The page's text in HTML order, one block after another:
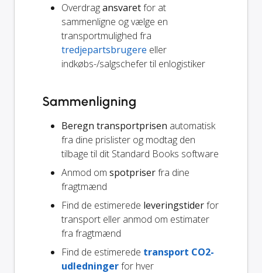
Overdragansvaretfor at
sammenligne og vælge en
transportmulighed fra
tredjepartsbrugere eller
indkøbs-/salgschefer til enlogistiker
Sammenligning
Beregn transportprisen automatisk
fra dine prislister og modtag den
tilbage til dit Standard Books software
Anmod om spotpriserfra dine
fragtmænd
Find de estimerede leveringstiderfor
transport eller anmod om estimater
fra fragtmænd
Find de estimerede transport CO2-
udledningerfor hver